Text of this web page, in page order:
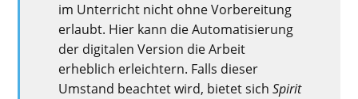
im Unterricht nicht ohne Vorbereitung
erlaubt. Hier kann die Automatisierung
der digitalen Version die Arbeit
erheblich erleichtern. Falls dieser
Umstand beachtet wird, bietet sichSpirit